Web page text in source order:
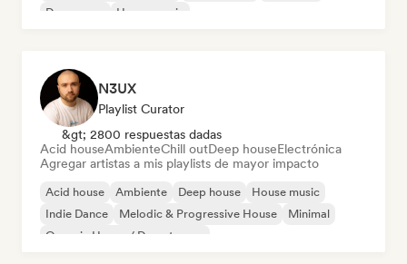
Dream pop
House music
N3UX
Playlist Curator
&gt; 2800 respuestas dadas
Acid houseAmbienteChill outDeep houseElectrónica
Agregar artistas a mis playlists de mayor impacto
Acid house Ambiente Deep house
House music
Indie Dance
Melodic & Progressive House
Minimal
Organic House / Downtempo